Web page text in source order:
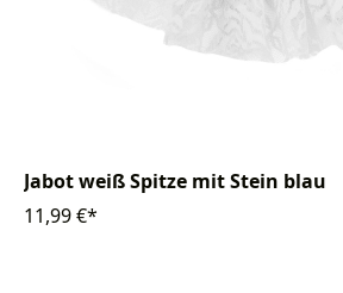
Jabot weiß Spitze mit Stein blau
11,99 €*